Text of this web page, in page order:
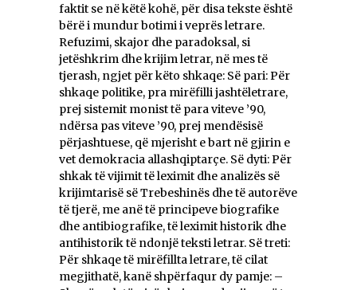
faktit se në këtë kohë, për disa tekste është
bërë i mundur botimi i veprës letrare.
Refuzimi, skajor dhe paradoksal, si
jetëshkrim dhe krijim letrar, në mes të
tjerash, ngjet për këto shkaqe: Së pari: Për
shkaqe politike, pra mirëfilli jashtëletrare,
prej sistemit monist të para viteve ’90,
ndërsa pas viteve ’90, prej mendësisë
përjashtuese, që mjerisht e bart në gjirin e
vet demokracia allashqiptarçe. Së dyti: Për
shkak të vijimit të leximit dhe analizës së
krijimtarisë së Trebeshinës dhe të autorëve
të tjerë, me anë të principeve biografike
dhe antibiografike, të leximit historik dhe
antihistorik të ndonjë teksti letrar. Së treti:
Për shkaqe të mirëfillta letrare, të cilat
megjithatë, kanë shpërfaqur dy pamje: –